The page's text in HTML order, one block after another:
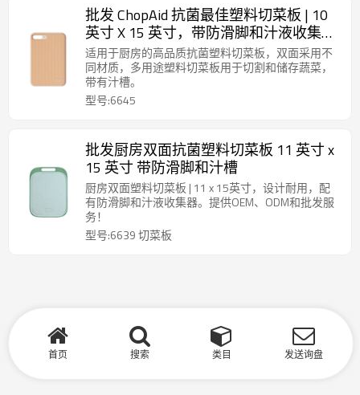
批发 ChopAid 抗菌最佳塑料切菜板 | 10
英寸 X 15 英寸，带防滑脚和汁液收集
器。
适用于厨房的高品质抗菌塑料切菜板，双面采用不
同材质，多用途塑料切菜板用于切割和储存蔬菜，
带有汁槽。
型号:6645
批发厨房双面抗菌塑料切菜板 11 英寸 x
15 英寸 带防滑脚和汁槽
厨房双面塑料切菜板 | 11 x 15英寸，设计耐用，配
有防滑脚和汁液收集器。提供OEM、ODM和批发服
务！
型号:6639 切菜板
首页 搜索 类目 发送询盘